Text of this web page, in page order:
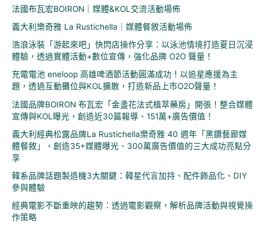
法國布瓦宏BOIRON｜媒體&KOL交流活動場佈
義大利樂奇雅 La Rustichella｜媒體餐敘活動場佈
浩浪泳裝「游起來吧」快閃店操作分享：以泳池情境打造夏日沉浸
體驗，透過實體活動+數位宣傳，強化品牌 O2O 聲量！
充電電池 eneloop 高雄啤酒節活動圓滿成功！以追星應援為主
題，透過互動攤位與KOL擴散，打造新品上市O2O聲量！
法國品牌BOIRON 布瓦宏「金盞花法式植萃藥房」開張！整合媒體
宣傳與KOL曝光，創造近30篇報導、151萬+廣告價值！
義大利經典松露品牌La Rustichella樂奇雅 40 週年「黑鑽藝廊媒
體餐敘」，創造35+媒體曝光、300萬廣告價值的三大成功亮點分
享
韓系品牌話題製造機3大關鍵：韓星代言加持、配件飾品化、DIY
參與體驗
經典電影不斷重映的趨勢：透過電影觀察，解析品牌活動與視覺操
作策略